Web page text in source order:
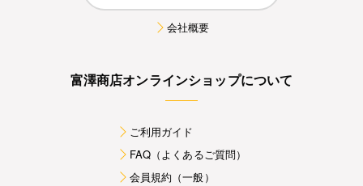
会社概要
富澤商店オンラインショップについて
ご利用ガイド
FAQ（よくあるご質問）
会員規約（一般）